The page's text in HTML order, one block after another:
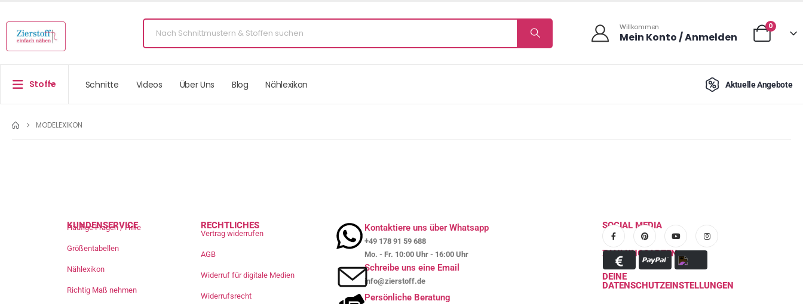
Willkommen
Mein Konto / Anmelden
0
Stoffe Schnitte Videos Über Uns Blog Nählexikon Aktuelle Angebote
MODELEXIKON
KUNDENSERVICE
Häufige Fragen / Hilfe
Größentabellen
Nählexikon
Richtig Maß nehmen
RECHTLICHES
Vertrag widerrufen
AGB
Widerruf für digitale Medien
Widerrufsrecht
Kontaktiere uns über Whatsapp
+49 178 91 59 688
Mo. - Fr. 10:00 Uhr - 16:00 Uhr
Schreibe uns eine Email
info@zierstoff.de
Persönliche Beratung
SOCIAL MEDIA
ZAHLUNGSARTEN
DEINE
DATENSCHUTZEINSTELLUNGEN